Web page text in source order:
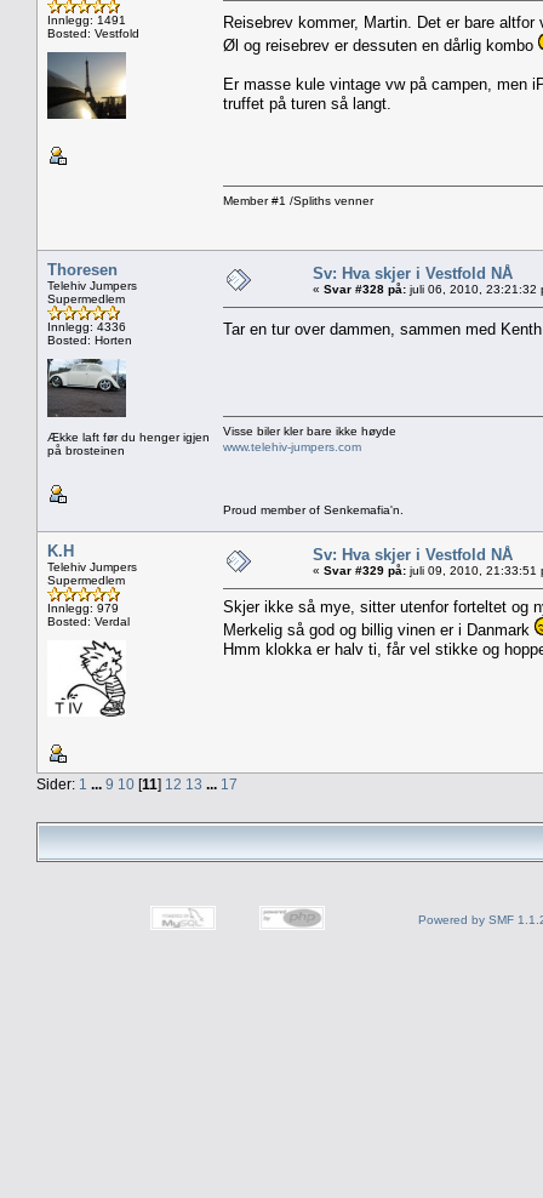
Innlegg: 1491
Bosted: Vestfold
Reisebrev kommer, Martin. Det er bare
Øl og reisebrev er dessuten en dårlig kombo
Er masse kule vintage vw på campen, men
truffet på turen så langt.
Member #1 /Spliths venner
Thoresen
Telehiv Jumpers
Supermedlem
Innlegg: 4336
Bosted: Horten
Ække laft før du henger igjen
på brosteinen
Sv: Hva skjer i Vestfold NÅ
« Svar #328 på: juli 06, 2010, 23:21:32
Tar en tur over dammen, sammen med
Visse biler kler bare ikke høyde
www.telehiv-jumpers.com
Proud member of Senkemafia'n.
K.H
Telehiv Jumpers
Supermedlem
Innlegg: 979
Bosted: Verdal
Sv: Hva skjer i Vestfold NÅ
« Svar #329 på: juli 09, 2010, 21:33:51
Skjer ikke så mye, sitter utenfor forteltet og
Merkelig så god og billig vinen er i Danmark
Hmm klokka er halv ti, får vel stikke og
Sider: 1 ... 9 10 [11] 12 13 ... 17
Powered by SMF